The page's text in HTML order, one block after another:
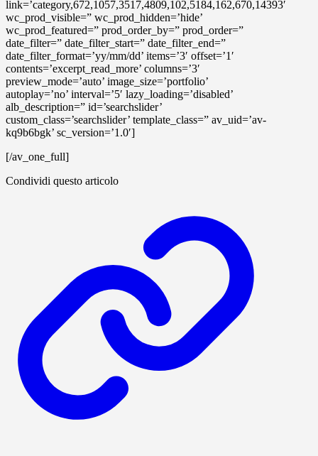
link=’category,672,1057,3517,4809,102,5184,162,670,14393′
wc_prod_visible=” wc_prod_hidden=’hide’
wc_prod_featured=” prod_order_by=” prod_order=”
date_filter=” date_filter_start=” date_filter_end=”
date_filter_format=’yy/mm/dd’ items=’3′ offset=’1′
contents=’excerpt_read_more’ columns=’3′
preview_mode=’auto’ image_size=’portfolio’
autoplay=’no’ interval=’5′ lazy_loading=’disabled’
alb_description=” id=’searchslider’
custom_class=’searchslider’ template_class=” av_uid=’av-
kq9b6bgk’ sc_version=’1.0′]
[/av_one_full]
Condividi questo articolo